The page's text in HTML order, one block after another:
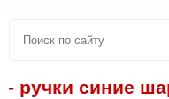
ручки синие